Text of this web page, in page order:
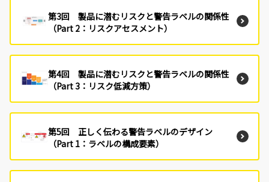
第3回 製品に潜むリスクと警告ラベルの関係性
（Part 2：リスクアセスメント）
第4回 製品に潜むリスクと警告ラベルの関係性
（Part 3：リスク低減方策）
第5回 正しく伝わる警告ラベルのデザイン
（Part 1：ラベルの構成要素）